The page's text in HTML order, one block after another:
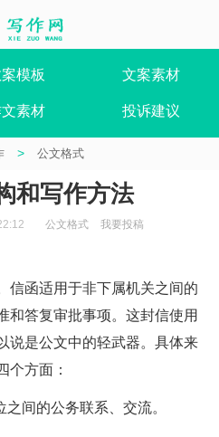
模板 文案素材
素材 投诉建议
> 公文格式
和写作方法
公文格式 我要投稿
信函适用于非下属机关之间的
和答复审批事项。这封信使用
说是公文中的轻武器。具体来
个方面：
间的公务联系、交流。